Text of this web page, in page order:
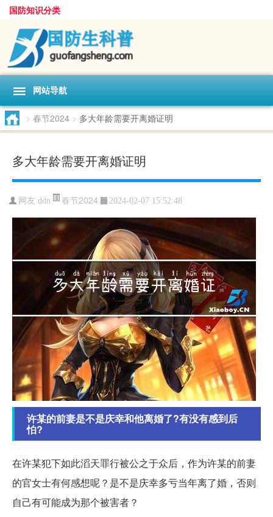
国防知识分类
网站导航
> 春节2024 > 多大年龄需要开离婚证明
多大年龄需要开离婚证明
网友:ddn 春节2024 2024-02-07 15:52:48
许某的前妻是不是庆幸和他离婚了?有没有感到后
怕?
在许某犯下如此滔天罪行被公之于众后，作为许某的前妻
的官女士有何感想呢？是不是庆幸多亏当年离了婚，否则
自己有可能成为那个被害者？